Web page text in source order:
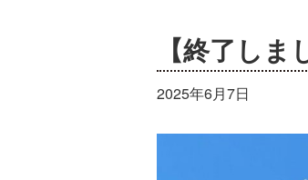
【終了し
2025年6月7日